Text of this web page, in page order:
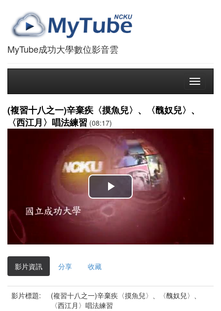
MyTube成功大學數位影音雲
Toggle
(複習十八之一)辛棄疾〈摸魚兒〉、〈醜奴兒〉、
〈西江月〉唱法練習 (08:17)
播
放
影
影片資訊 分享 收藏
影片標題:
(複習十八之一)辛棄疾〈摸魚兒〉、〈醜奴兒〉、
〈西江月〉唱法練習